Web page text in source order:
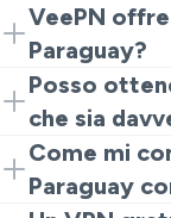
Sì. Se ti chiedi
sì per un uso
Ricorda che
VPN del
VeePN
Paraguay?
Sì. VeePN ha
gratuitae app
quando hai
Posso
che sia
Sì. Con
Paraguay
gratuito
Come mi
Paraguay